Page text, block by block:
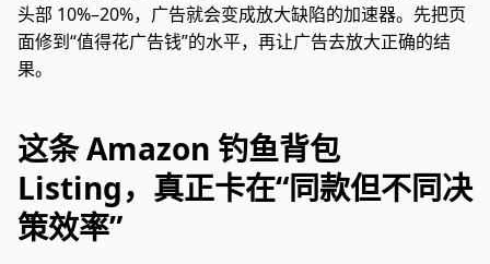
头部 10%–20%，广告就会变成放大缺陷的加速器。先把页
面修到“值得花广告钱”的水平，再让广告去放大正确的结
果。
这条 Amazon 钓鱼背包
Listing，真正卡在“同款但不同决
策效率”